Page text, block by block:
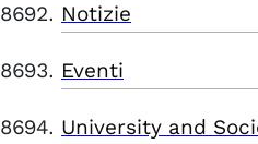
Notizie
Eventi
University and